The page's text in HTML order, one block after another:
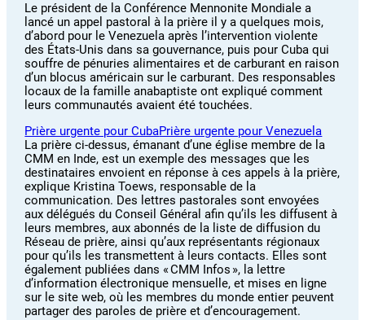
Le président de la Conférence Mennonite Mondiale a
lancé un appel pastoral à la prière il y a quelques mois,
d’abord pour le Venezuela après l’intervention violente
des États-Unis dans sa gouvernance, puis pour Cuba qui
souffre de pénuries alimentaires et de carburant en raison
d’un blocus américain sur le carburant. Des responsables
locaux de la famille anabaptiste ont expliqué comment
leurs communautés avaient été touchées.
Prière urgente pour CubaPrière urgente pour Venezuela
La prière ci-dessus, émanant d’une église membre de la
CMM en Inde, est un exemple des messages que les
destinataires envoient en réponse à ces appels à la prière,
explique Kristina Toews, responsable de la
communication. Des lettres pastorales sont envoyées
aux délégués du Conseil Général afin qu’ils les diffusent à
leurs membres, aux abonnés de la liste de diffusion du
Réseau de prière, ainsi qu’aux représentants régionaux
pour qu’ils les transmettent à leurs contacts. Elles sont
également publiées dans « CMM Infos », la lettre
d’information électronique mensuelle, et mises en ligne
sur le site web, où les membres du monde entier peuvent
partager des paroles de prière et d’encouragement.